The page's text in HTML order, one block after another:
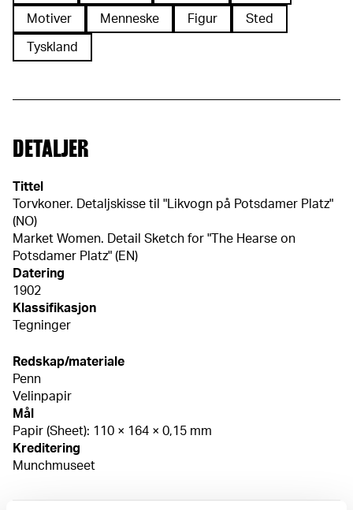
Motiver Menneske Figur Sted
Tyskland
DETALJER
Tittel
Torvkoner. Detaljskisse til "Likvogn på Potsdamer Platz"
(NO)
Market Women. Detail Sketch for "The Hearse on
Potsdamer Platz" (EN)
Datering
1902
Klassifikasjon
Tegninger
Redskap/materiale
Penn
Velinpapir
Mål
Papir (Sheet): 110 × 164 × 0,15 mm
Kreditering
Munchmuseet